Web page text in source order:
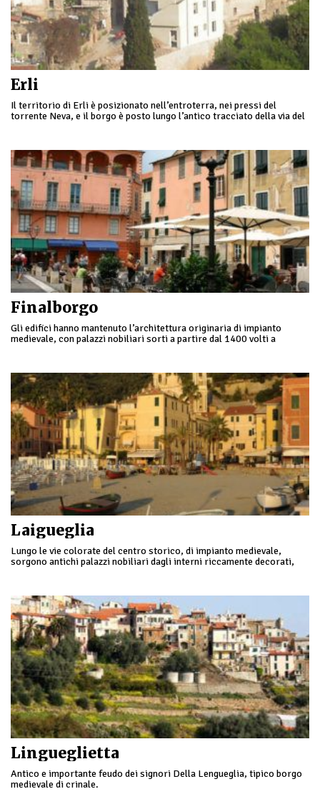
Erli
Il territorio di Erli è posizionato nell’entroterra, nei pressi del
torrente Neva, e il borgo è posto lungo l’antico tracciato della via del
Finalborgo
Gli edifici hanno mantenuto l’architettura originaria di impianto
medievale, con palazzi nobiliari sorti a partire dal 1400 volti a
Laigueglia
Lungo le vie colorate del centro storico, di impianto medievale,
sorgono antichi palazzi nobiliari dagli interni riccamente decorati,
Lingueglietta
Antico e importante feudo dei signori Della Lengueglia, tipico borgo
medievale di crinale.